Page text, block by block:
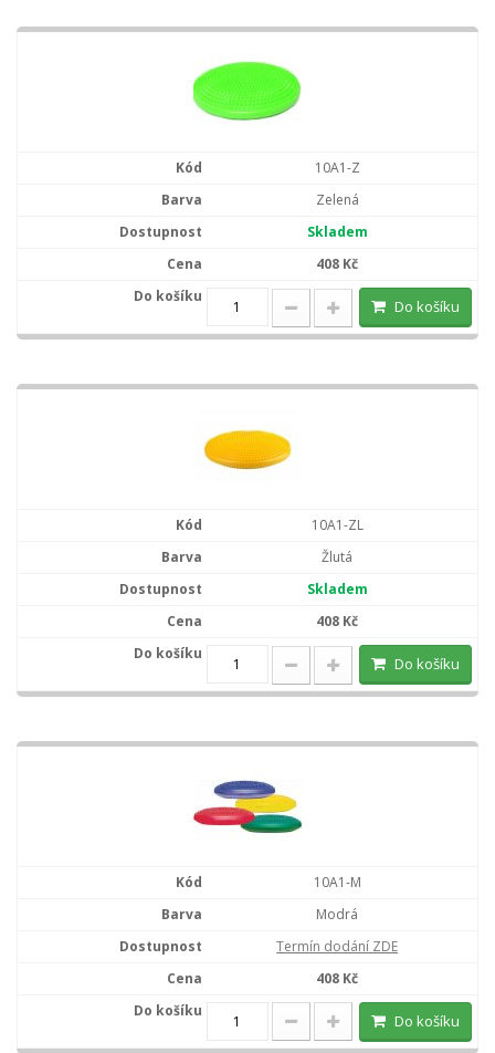
10A1-Z
Zelená
Skladem
408 Kč
Do košíku
10A1-ZL
Žlutá
Skladem
408 Kč
Do košíku
10A1-M
Modrá
Termín dodání ZDE
408 Kč
Do košíku